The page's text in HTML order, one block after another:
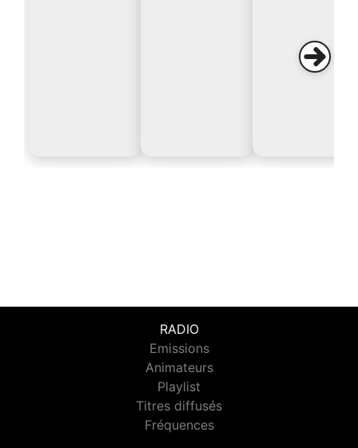
RADIO
Emissions
Animateurs
Playlist
Titres diffusés
Fréquences